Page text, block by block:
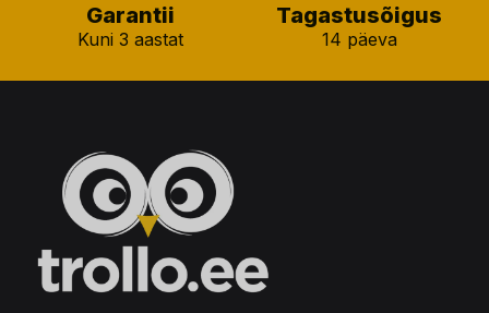
Garantii
Kuni 3 aastat
Tagastusõigus
14 päeva